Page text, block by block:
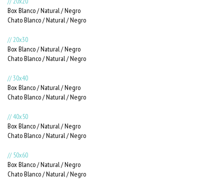
Box Blanco / Natural / Negro
Chato Blanco / Natural / Negro
// 20x30
Box Blanco / Natural / Negro
Chato Blanco / Natural / Negro
// 30x40
Box Blanco / Natural / Negro
Chato Blanco / Natural / Negro
// 40x50
Box Blanco / Natural / Negro
Chato Blanco / Natural / Negro
// 50x60
Box Blanco / Natural / Negro
Chato Blanco / Natural / Negro